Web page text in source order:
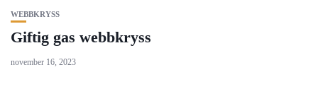
WEBBKRYSS
Giftig gas webbkryss
november 16, 2023